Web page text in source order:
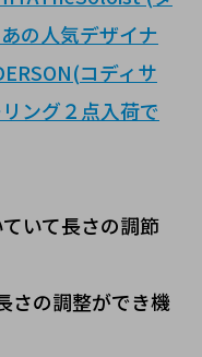
の人気デザイナ
コディサ
ング２点入荷で
いて長さの調節
さの調整ができ機